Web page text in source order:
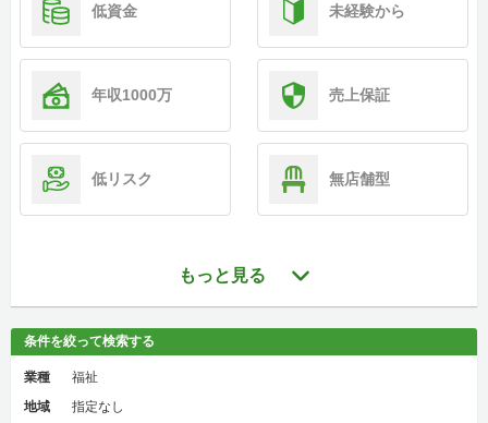
低資金 未経験から
年収1000万 売上保証
低リスク 無店舗型
もっと見る
条件を絞って検索する
業種
福祉
地域
指定なし